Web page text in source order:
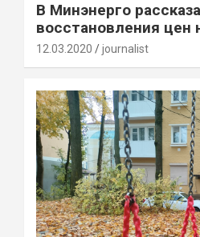
В Минэнерго
восстановления цен
12.03.2020 journalist